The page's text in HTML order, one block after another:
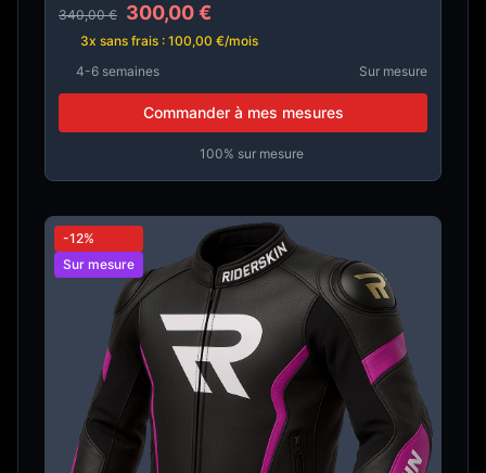
340,00 € 300,00 €
3x sans frais : 100,00 €/mois
4-6 semaines
Sur mesure
Commander à mes mesures
100% sur mesure
-12%
Sur mesure